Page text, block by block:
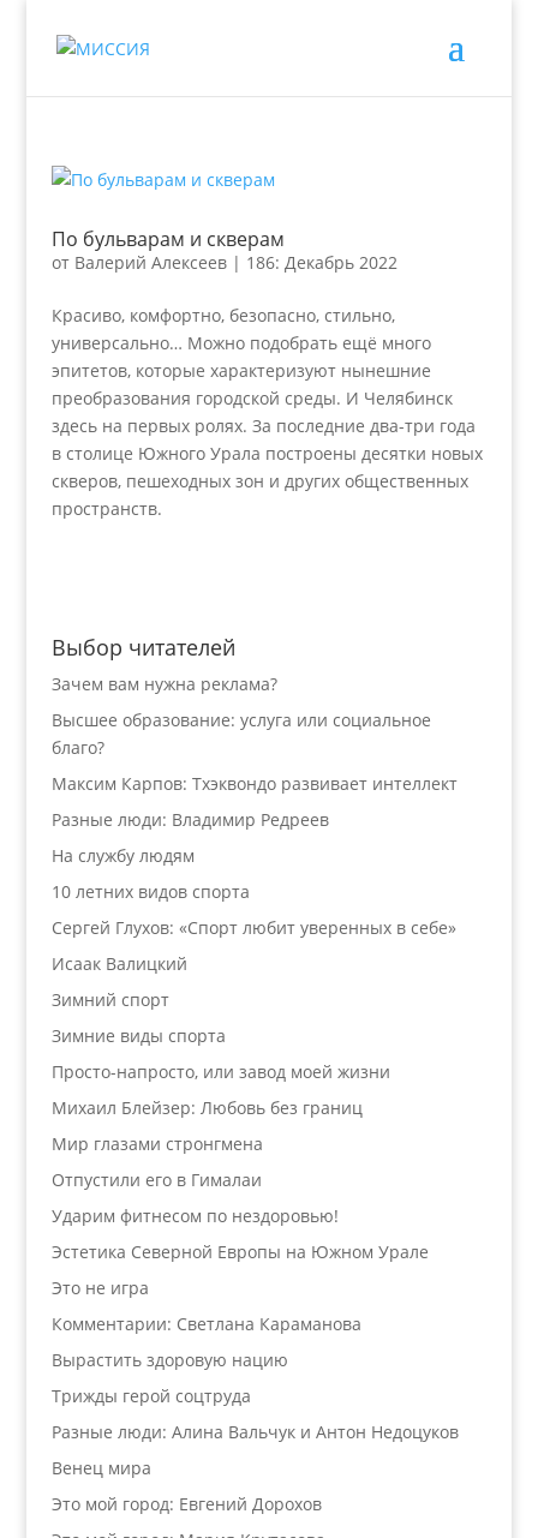
По бульварам и скверам
от Валерий Алексеев| 186: Декабрь 2022
Красиво, комфортно, безопасно, стильно,
универсально… Можно подобрать ещё много
эпитетов, которые характеризуют нынешние
преобразования городской среды. И Челябинск
здесь на первых ролях. За последние два-три года
в столице Южного Урала построены десятки новых
скверов, пешеходных зон и других общественных
пространств.
Выбор читателей
Зачем вам нужна реклама?
Высшее образование: услуга или социальное
благо?
Максим Карпов: Тхэквондо развивает интеллект
Разные люди: Владимир Редреев
На службу людям
10 летних видов спорта
Сергей Глухов: «Спорт любит уверенных в себе»
Исаак Валицкий
Зимний спорт
Зимние виды спорта
Просто-напросто, или завод моей жизни
Михаил Блейзер: Любовь без границ
Мир глазами стронгмена
Отпустили его в Гималаи
Ударим фитнесом по нездоровью!
Эстетика Северной Европы на Южном Урале
Это не игра
Комментарии: Светлана Караманова
Вырастить здоровую нацию
Трижды герой соцтруда
Разные люди: Алина Вальчук и Антон Недоцуков
Венец мира
Это мой город: Евгений Дорохов